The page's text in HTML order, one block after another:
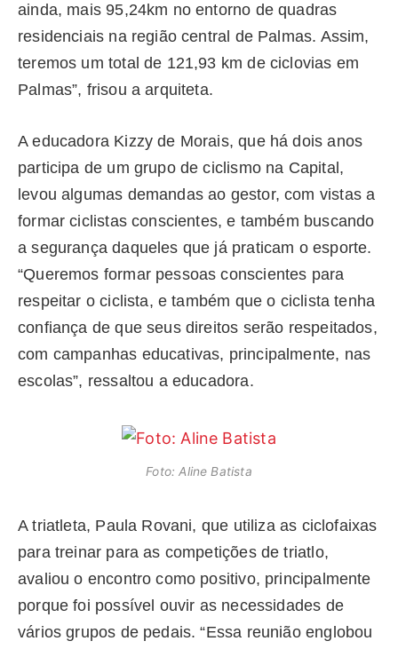
ainda, mais 95,24km no entorno de quadras
residenciais na região central de Palmas. Assim,
teremos um total de 121,93 km de ciclovias em
Palmas”, frisou a arquiteta.
A educadora Kizzy de Morais, que há dois anos
participa de um grupo de ciclismo na Capital,
levou algumas demandas ao gestor, com vistas a
formar ciclistas conscientes, e também buscando
a segurança daqueles que já praticam o esporte.
“Queremos formar pessoas conscientes para
respeitar o ciclista, e também que o ciclista tenha
confiança de que seus direitos serão respeitados,
com campanhas educativas, principalmente, nas
escolas”, ressaltou a educadora.
Foto: Aline Batista
A triatleta, Paula Rovani, que utiliza as ciclofaixas
para treinar para as competições de triatlo,
avaliou o encontro como positivo, principalmente
porque foi possível ouvir as necessidades de
vários grupos de pedais. “Essa reunião englobou